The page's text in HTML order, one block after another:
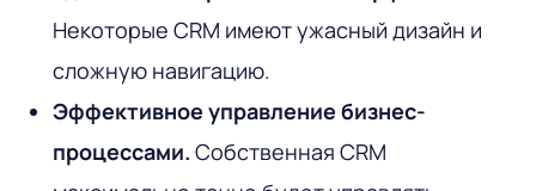
Некоторые CRM имеют ужасный дизайн и
сложную навигацию.
Эффективное управление бизнес-
процессами. Собственная CRM